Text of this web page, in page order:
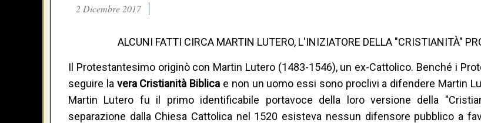
2 Dicembre 2017
ALCUNI FATTI CIRCA MARTIN LUTERO, L'INIZIATORE DELLA "CRISTIANITÀ"
Il Protestantesimo originò con Martin Lutero (1483-1546), un ex-Cattolico. Benché i
seguire la vera Cristianità Biblica e non un uomo essi sono proclivi a difendere Martin
Martin Lutero fu il primo identificabile portavoce della loro versione della
separazione dalla Chiesa Cattolica nel 1520 esisteva nessun difensore pubblico a